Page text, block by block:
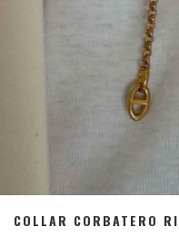
COLLAR CORBATERO